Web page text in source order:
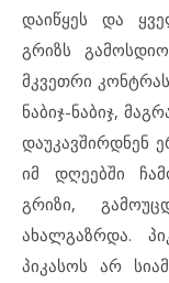
დაიწყეს და
გრიზს
მკვეთრი
ნაბიჯ-ნაბიჯ,
დაუკავშირდნენ
იმ დღეებში
გრიზი,
ახალგაზრდა.
პიკასოს არ